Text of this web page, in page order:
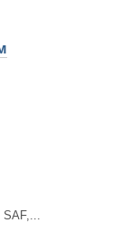
SAF,...